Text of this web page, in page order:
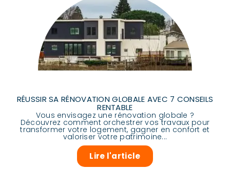
RÉUSSIR SA RÉNOVATION GLOBALE AVEC 7 CONSEILS
RENTABLE
Vous envisagez une rénovation globale ?
Découvrez comment orchestrer vos travaux pour
transformer votre logement, gagner en confort et
valoriser votre patrimoine...
Lire l'article